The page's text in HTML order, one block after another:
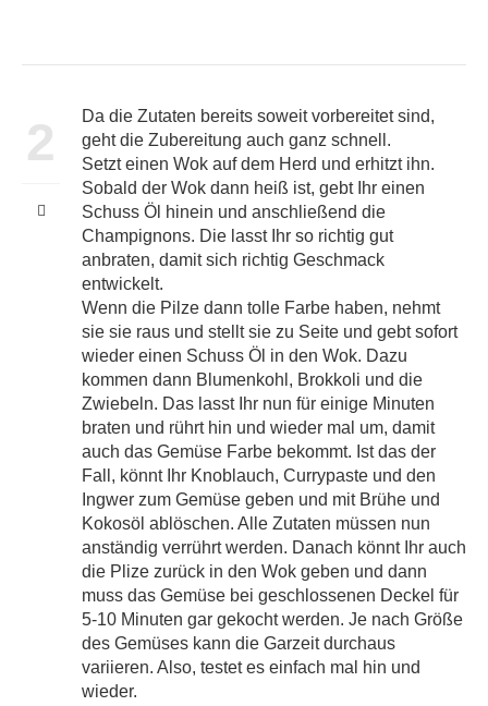
2
Da die Zutaten bereits soweit vorbereitet sind,
geht die Zubereitung auch ganz schnell.
Setzt einen Wok auf dem Herd und erhitzt ihn.
Sobald der Wok dann heiß ist, gebt Ihr einen
Schuss Öl hinein und anschließend die
Champignons. Die lasst Ihr so richtig gut
anbraten, damit sich richtig Geschmack
entwickelt.
Wenn die Pilze dann tolle Farbe haben, nehmt
sie sie raus und stellt sie zu Seite und gebt sofort
wieder einen Schuss Öl in den Wok. Dazu
kommen dann Blumenkohl, Brokkoli und die
Zwiebeln. Das lasst Ihr nun für einige Minuten
braten und rührt hin und wieder mal um, damit
auch das Gemüse Farbe bekommt. Ist das der
Fall, könnt Ihr Knoblauch, Currypaste und den
Ingwer zum Gemüse geben und mit Brühe und
Kokosöl ablöschen. Alle Zutaten müssen nun
anständig verrührt werden. Danach könnt Ihr auch
die Plize zurück in den Wok geben und dann
muss das Gemüse bei geschlossenen Deckel für
5-10 Minuten gar gekocht werden. Je nach Größe
des Gemüses kann die Garzeit durchaus
variieren. Also, testet es einfach mal hin und
wieder.